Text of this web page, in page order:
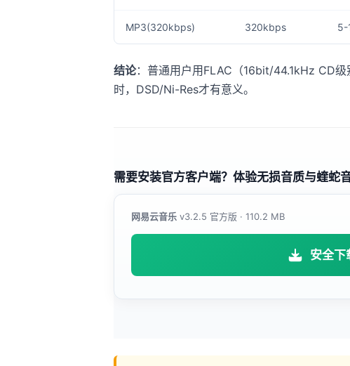
MP3(320kbps) 320kbps 5-
结论：普通用户用FLAC（16bit/44.1kHz CD
时，DSD/Ni-Res才有意义。
需要安装官方客户端？体验无损音质与蝰蛇
网易云音乐 v3.2.5 官方版 · 110.2 MB
安全